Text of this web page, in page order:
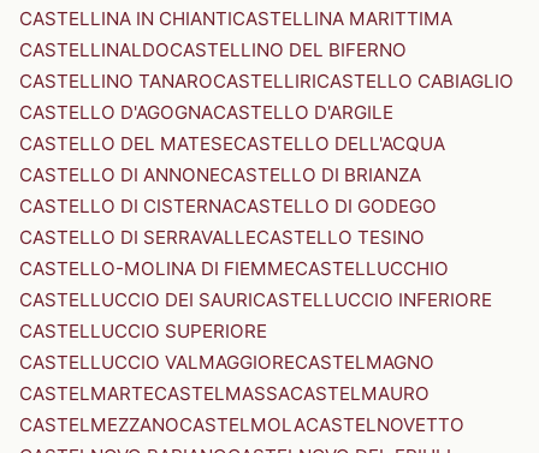
CASTELLINA IN CHIANTICASTELLINA MARITTIMA
CASTELLINALDOCASTELLINO DEL BIFERNO
CASTELLINO TANAROCASTELLIRICASTELLO CABIAGLIO
CASTELLO D'AGOGNACASTELLO D'ARGILE
CASTELLO DEL MATESECASTELLO DELL'ACQUA
CASTELLO DI ANNONECASTELLO DI BRIANZA
CASTELLO DI CISTERNACASTELLO DI GODEGO
CASTELLO DI SERRAVALLECASTELLO TESINO
CASTELLO-MOLINA DI FIEMMECASTELLUCCHIO
CASTELLUCCIO DEI SAURICASTELLUCCIO INFERIORE
CASTELLUCCIO SUPERIORE
CASTELLUCCIO VALMAGGIORECASTELMAGNO
CASTELMARTECASTELMASSACASTELMAURO
CASTELMEZZANOCASTELMOLACASTELNOVETTO